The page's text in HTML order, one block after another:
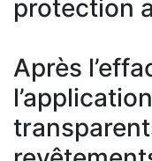
protection
Après